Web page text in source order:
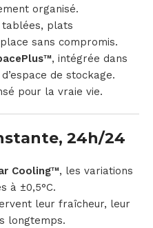
organisé.
tablées, plats
sans compromis.
, intégrée dans
de stockage.
pour la vraie vie.
24h/24
Cooling™, les variations
à ±0,5°C.
leur fraîcheur, leur
longtemps.